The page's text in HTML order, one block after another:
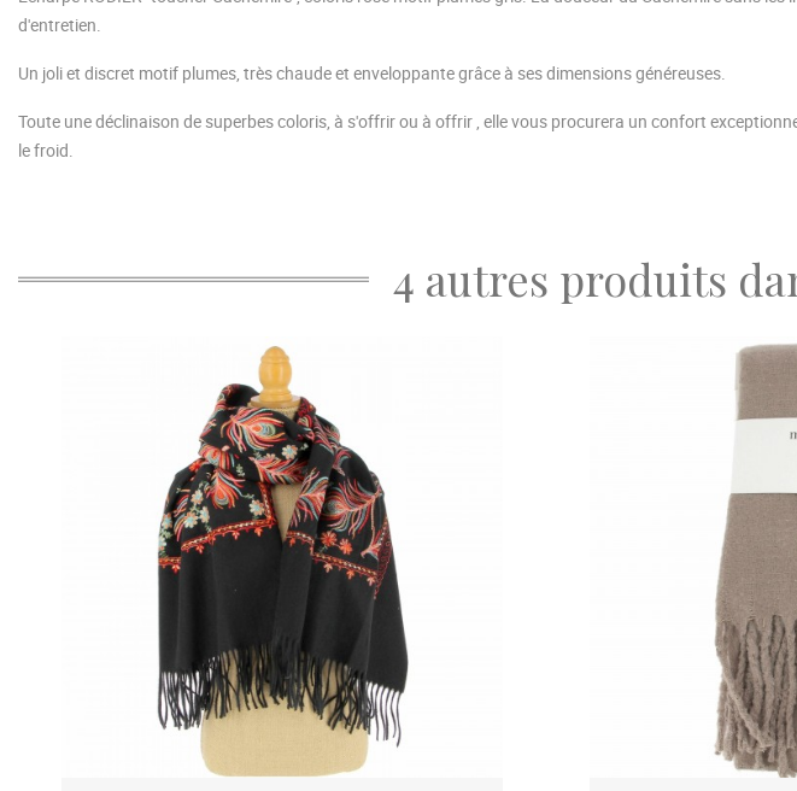
d'entretien.
Un joli et discret motif plumes, très chaude et enveloppante grâce à ses dimensions généreuses.
Toute une déclinaison de superbes coloris, à s'offrir ou à offrir , elle vous procurera un confort
le froid.
4 autres produits